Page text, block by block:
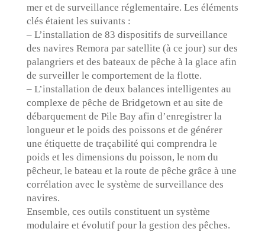
mer et de surveillance réglementaire. Les éléments
clés étaient les suivants :
– L’installation de 83 dispositifs de surveillance
des navires Remora par satellite (à ce jour) sur des
palangriers et des bateaux de pêche à la glace afin
de surveiller le comportement de la flotte.
– L’installation de deux balances intelligentes au
complexe de pêche de Bridgetown et au site de
débarquement de Pile Bay afin d’enregistrer la
longueur et le poids des poissons et de générer
une étiquette de traçabilité qui comprendra le
poids et les dimensions du poisson, le nom du
pêcheur, le bateau et la route de pêche grâce à une
corrélation avec le système de surveillance des
navires.
Ensemble, ces outils constituent un système
modulaire et évolutif pour la gestion des pêches.